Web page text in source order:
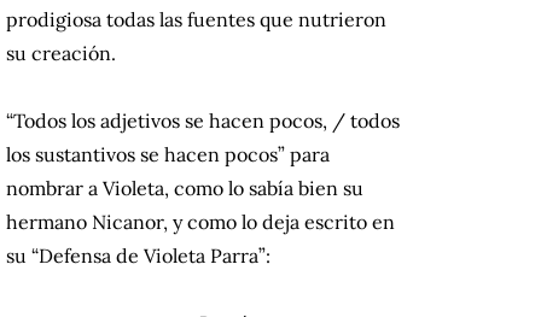
prodigiosa todas las fuentes que nutrieron
su creación.
“Todos los adjetivos se hacen pocos, / todos
los sustantivos se hacen pocos” para
nombrar a Violeta, como lo sabía bien su
hermano Nicanor, y como lo deja escrito en
su “Defensa de Violeta Parra”: